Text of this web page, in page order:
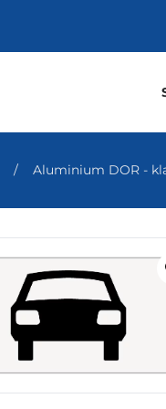
/ Aluminium DOR -